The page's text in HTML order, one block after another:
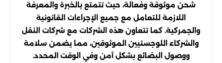
شحن موثوقة وفعالة، حيث تتمتع بالخبرة والمعرفة
اللازمة للتعامل مع جميع الإجراءات القانونية
والجمركية. كما تتعاون هذه الشركات مع شركات النقل
والشركاء اللوجستيين الموثوقين، مما يضمن سلامة
ووصول البضائع بشكل آمن وفي الوقت المحدد.